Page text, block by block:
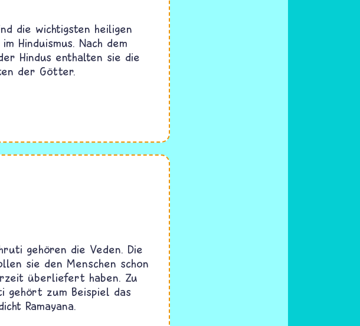
die wichtigsten heiligen
Hinduismus. Nach dem
Hindus enthalten sie die
der Götter.
gehören die Veden. Die
sie den Menschen schon
überliefert haben. Zu
gehört zum Beispiel das
Ramayana.